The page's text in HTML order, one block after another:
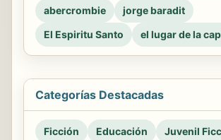
abercrombie
jorge baradit
El Espiritu Santo
el lugar de la
Categorías Destacadas
Ficción Educación Juvenil